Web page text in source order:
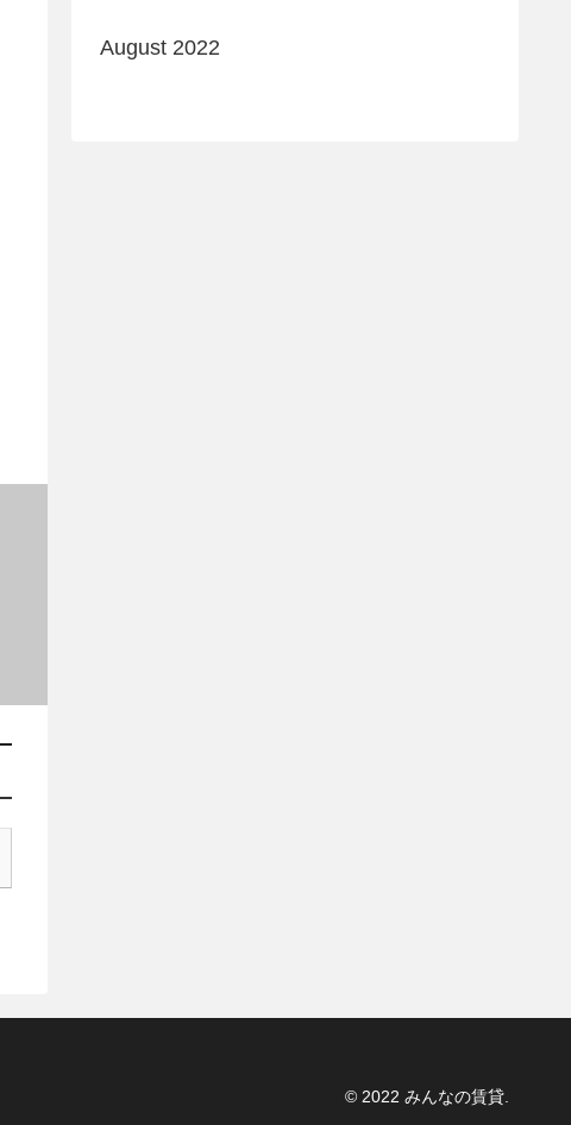
August 2022
© 2022 みんなの賃貸.